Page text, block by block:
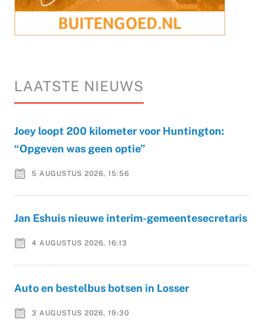
LAATSTE NIEUWS
Joey loopt 200 kilometer voor Huntington:
“Opgeven was geen optie”
5 AUGUSTUS 2026, 15:56
Jan Eshuis nieuwe interim-gemeentesecretaris
4 AUGUSTUS 2026, 16:13
Auto en bestelbus botsen in Losser
3 AUGUSTUS 2026, 19:30